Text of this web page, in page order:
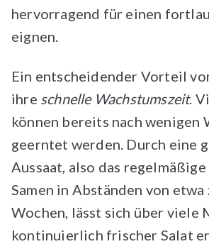
hervorragend für einen
eignen.
Ein entscheidender Vorteil
ihre schnelle Wachstumszeit.
können bereits nach wenigen
geerntet werden. Durch eine
Aussaat, also das regelmäßige
Samen in Abständen von
Wochen, lässt sich über viele
kontinuierlich frischer Salat